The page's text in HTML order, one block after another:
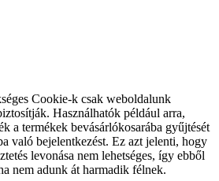
Cookie-k csak weboldalunk
Használhatók például arra,
a termékek bevásárlókosarába gyűjtését
való bejelentkezést. Ez azt jelenti, hogy
levonása nem lehetséges, így ebből
nem adunk át harmadik félnek.